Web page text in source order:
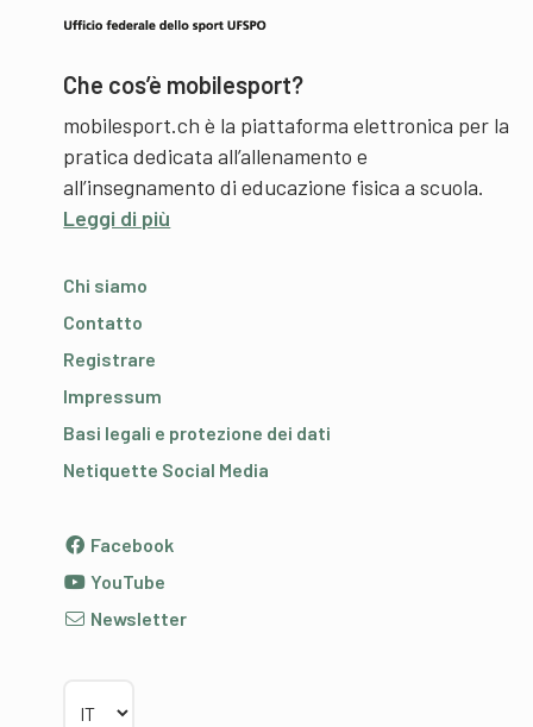
Che cos’è mobilesport?
mobilesport.ch è la piattaforma elettronica per la
pratica dedicata all’allenamento e
all’insegnamento di educazione fisica a scuola.
Leggi di più
Chi siamo
Contatto
Registrare
Impressum
Basi legali e protezione dei dati
Netiquette Social Media
Facebook
YouTube
Newsletter